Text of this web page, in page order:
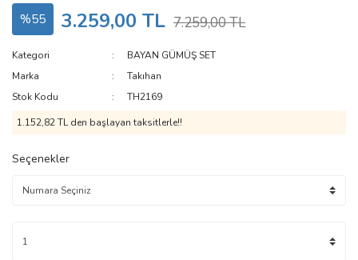
%55 3.259,00 TL 7.259,00 TL
Kategori
BAYAN GÜMÜŞ SET
Marka
Takıhan
Stok Kodu
TH2169
1.152,82 TL den başlayan taksitlerle!!
Seçenekler